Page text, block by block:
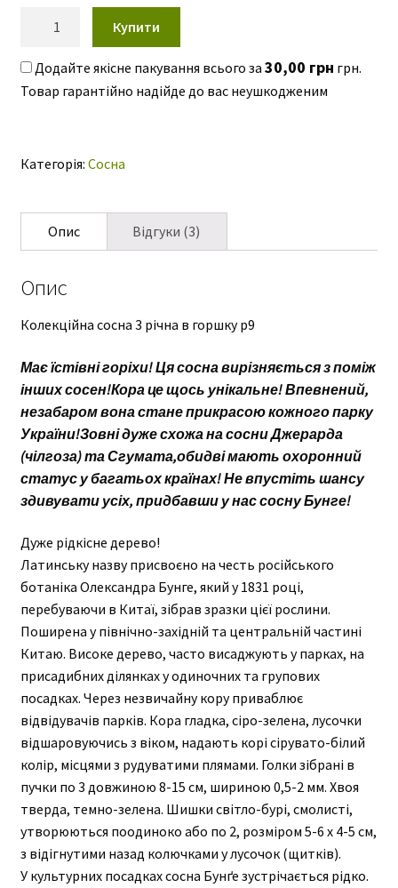
126,00 грн.
Pinus
bungeana
Купити
Додайте якісне пакування всього за 30,00 грн грн.
Категорія: Сосна
Опис Відгуки (3)
Опис
Колекційна сосна 3 річна в горшку р9
Має їстівні горіхи! Ця сосна вирізняється з поміж
інших сосен!Кора це щось унікальне! Впевнений,
незабаром вона стане прикрасою кожного парку
України!Зовні дуже схожа на сосни Джерарда
(чілгоза) та Сгумата,обидві мають охоронний
статус у багатьох країнах! Не впустіть шансу
здивувати усіх, придбавши у нас сосну Бунге!
Дуже рідкісне дерево!
Латинську назву присвоєно на честь російського
ботаніка Олександра Бунге, який у 1831 році,
перебуваючи в Китаї, зібрав зразки цієї рослини.
Поширена у північно-західній та центральній частині
Китаю. Високе дерево, часто висаджують у парках, на
присадибних ділянках у одиночних та групових
посадках. Через незвичайну кору приваблює
відвідувачів парків. Кора гладка, сіро-зелена, лусочки
відшаровуючись з віком, надають корі сірувато-білий
колір, місцями з рудуватими плямами. Голки зібрані в
пучки по 3 довжиною 8-15 см, шириною 0,5-2 мм. Хвоя
тверда, темно-зелена. Шишки світло-бурі, смолисті,
утворюються поодиноко або по 2, розміром 5-6 х 4-5 см,
з відігнутими назад колючками у лусочок (щитків).
У культурних посадках сосна Бунґе зустрічається рідко.